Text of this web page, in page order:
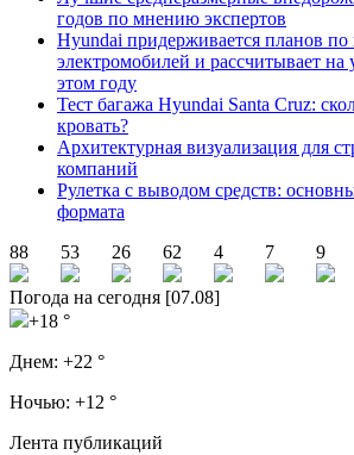
годов по мнению экспертов
Hyundai придерживается планов
электромобилей и рассчитывает на
этом году
Тест багажа Hyundai Santa Cruz:
кровать?
Архитектурная визуализация для
компаний
Рулетка с выводом средств:
формата
88
53 26 62 4 7 9
Погода на сегодня [07.08]
+18 °
Днем: +22 °
Ночью: +12 °
Лента публикаций